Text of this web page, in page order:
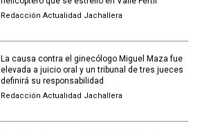
Redacción Actualidad Jachallera
La causa contra el ginecólogo Miguel Maza fue
elevada a juicio oral y un tribunal de tres jueces
definirá su responsabilidad
Redacción Actualidad Jachallera